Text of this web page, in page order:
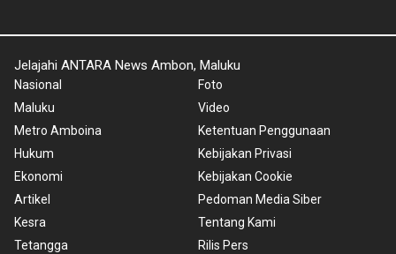
Jelajahi ANTARA News Ambon, Maluku
Nasional
Maluku
Metro Amboina
Hukum
Ekonomi
Artikel
Kesra
Tetangga
Foto
Video
Ketentuan Penggunaan
Kebijakan Privasi
Kebijakan Cookie
Pedoman Media Siber
Tentang Kami
Rilis Pers